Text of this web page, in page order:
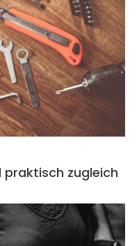
praktisch zugleich